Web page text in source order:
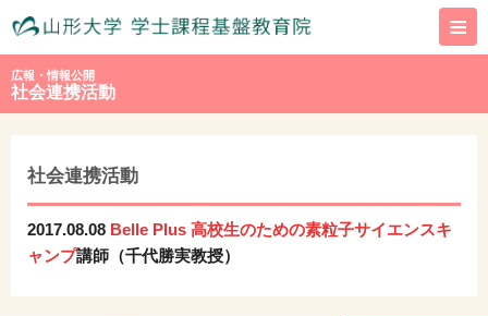
≡
広報・情報公開
社会連携活動
社会連携活動
2017.08.08 Belle Plus 高校生のための素粒子サイエンスキ
ャンプ講師（千代勝実教授）